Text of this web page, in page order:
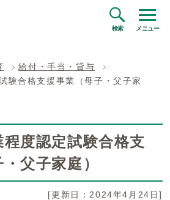
検索 メニュー
給付・手当・貸与
験合格支援事業（母子・父子家
度認定試験合格支
父子家庭）
[更新日：2024年4月24日]